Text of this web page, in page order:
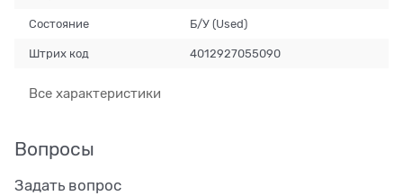
Состояние Б/У (Used)
Штрих код 4012927055090
Все характеристики
Вопросы
Задать вопрос